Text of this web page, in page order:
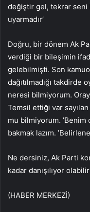
değiştir gel, tekrar seni
uyarmadır’
Doğru, bir dönem Ak
verdiği bir bileşimin
gelebilmişti. Son
dağıtılmadığı takdirde
neresi bilmiyorum.
Temsil ettiği var
mu bilmiyorum. ’Benim
bakmak lazım.
Ne dersiniz, Ak Parti
kadar danışılıyor
(HABER MERKEZİ)